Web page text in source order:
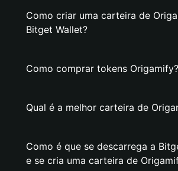
Como criar uma carteira de
Bitget Wallet?
Como comprar tokens Origamify?
Qual é a melhor carteira de
Como é que se descarrega a
e se cria uma carteira de